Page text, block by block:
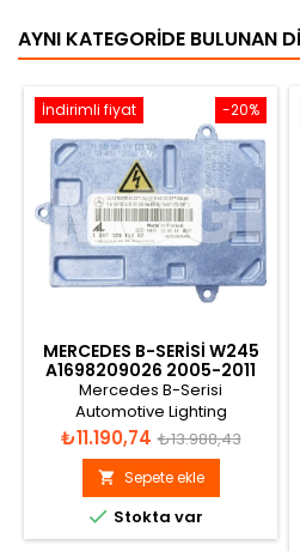
AYNI KATEGORIDE BULUNAN
-20%
İndirimli fiyat
MERCEDES B-SERISI W245
A1698209026 2005-2011
XENON FAR BEYNI
Mercedes B-Serisi
Automotive Lighting
1307329119, 130732911901,
130732911902, A1698209026,
A1698209826, A1698200885,
A1698200685, A1698200285
Xenon Far Beyni
Fiyat
₺11.190,74 Normal
fiyat
₺13.988,43
 Sepete ekle
 Stokta var